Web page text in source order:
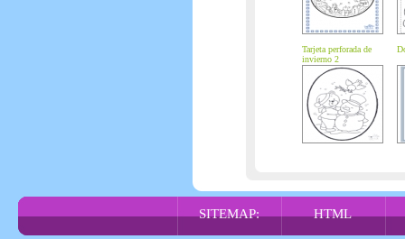
Tarjeta perforada de
invierno 2
SITEMAP: HTML